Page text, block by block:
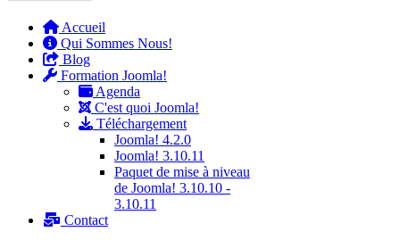
Accueil
Qui Sommes Nous!
Blog
Formation Joomla!
Agenda
C'est quoi Joomla!
Téléchargement
Joomla! 4.2.0
Joomla! 3.10.11
Paquet de mise à niveau
de Joomla! 3.10.10 -
3.10.11
Contact